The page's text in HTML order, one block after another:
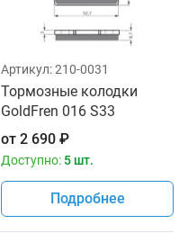
Артикул:210-0031
Тормозные колодки
GoldFren 016 S33
от 2 690 ₽
Доступно: 5 шт.
Подробнее